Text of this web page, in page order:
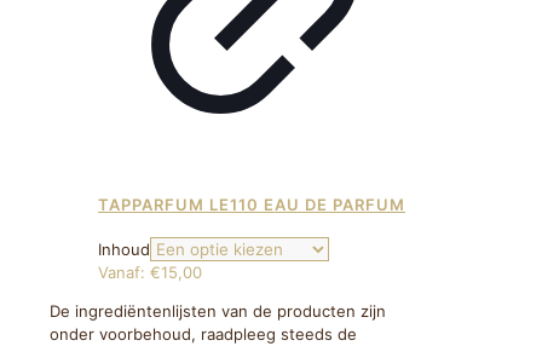
TAPPARFUM LE110 EAU DE PARFUM
Inhoud
Vanaf: €15,00
De ingrediëntenlijsten van de producten zijn
onder voorbehoud, raadpleeg steeds de